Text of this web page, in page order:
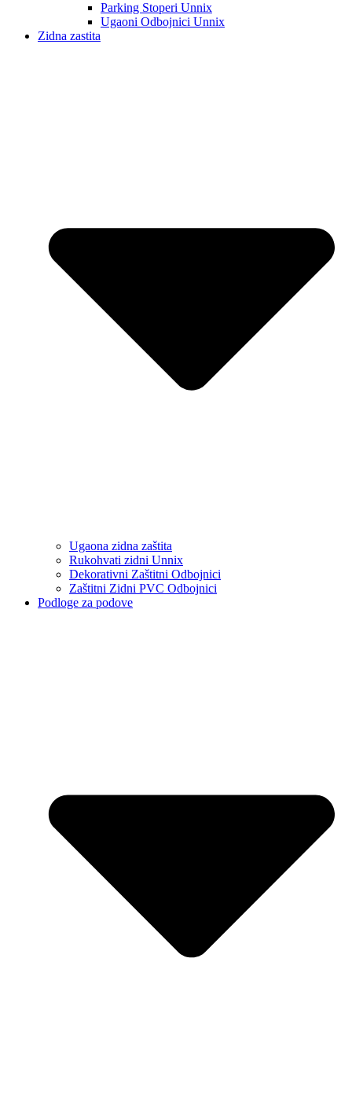
Parking Stoperi Unnix
Ugaoni Odbojnici Unnix
Zidna zastita
Ugaona zidna zaštita
Rukohvati zidni Unnix
Dekorativni Zaštitni Odbojnici
Zaštitni Zidni PVC Odbojnici
Podloge za podove